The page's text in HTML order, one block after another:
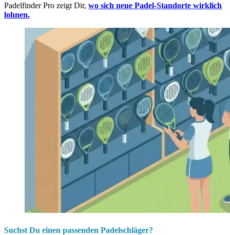
Padelfinder Pro zeigt Dir, wo sich neue Padel-Standorte wirklich
lohnen.
Suchst Du einen passenden Padelschläger?